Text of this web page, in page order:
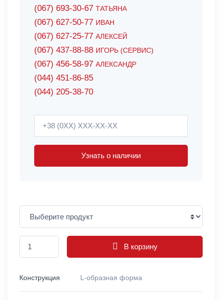
(067) 693-30-67 ТАТЬЯНА
(067) 627-50-77 ИВАН
(067) 627-25-77 АЛЕКСЕЙ
(067) 437-88-88 ИГОРЬ (СЕРВИС)
(067) 456-58-97 АЛЕКСАНДР
(044) 451-86-85
(044) 205-38-70
Узнать о наличии
В корзину
Конструкция L-образная форма